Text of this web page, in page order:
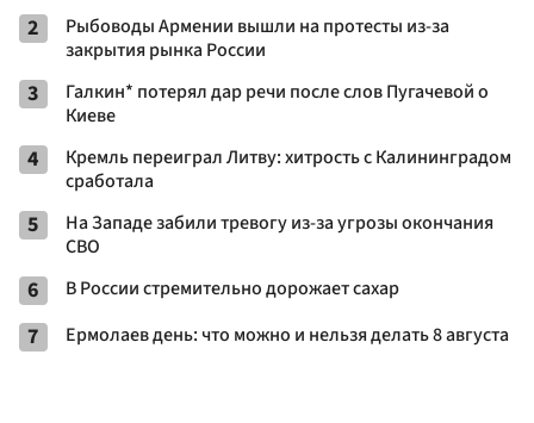
2
Рыбоводы Армении вышли на протесты из-за
закрытия рынка России
3
Галкин* потерял дар речи после слов Пугачевой о
Киеве
4
Кремль переиграл Литву: хитрость с Калининградом
сработала
5
На Западе забили тревогу из-за угрозы окончания
СВО
6 В России стремительно дорожает сахар
7 Ермолаев день: что можно и нельзя делать 8 августа